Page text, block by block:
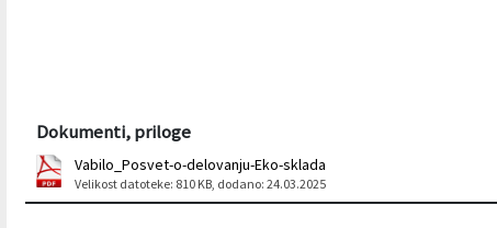
Dokumenti, priloge
Vabilo_Posvet-o-delovanju-Eko-sklada
Velikost datoteke: 810 KB, dodano: 24.03.2025